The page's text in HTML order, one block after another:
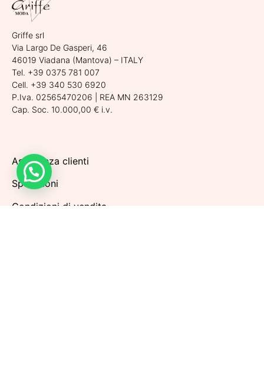
Griffe srl
Via Largo De Gasperi, 46
46019 Viadana (Mantova) – ITALY
Tel. +39 0375 781 007
Cell. +39 340 530 6920
P.Iva. 02565470206 | REA MN 263129
Cap. Soc. 10.000,00 € i.v.
Assistenza clienti
Spedizioni
Condizioni di vendita